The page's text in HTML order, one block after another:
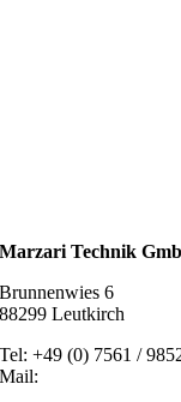
Marzari Technik
Brunnenwies 6
88299 Leutkirch
Tel: +49 (0) 7561 /
Mail: